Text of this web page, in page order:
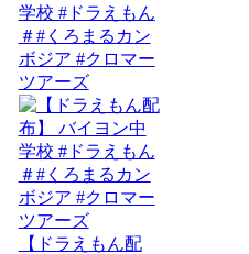
学校 #ドラえもん
＃#くろまるカン
ボジア #クロマー
ツアーズ
【ドラえもん配